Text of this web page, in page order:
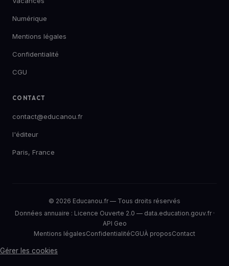
Numérique
Mentions légales
Confidentialité
CGU
CONTACT
contact@educanou.fr
l'éditeur
Paris, France
© 2026 Educanou.fr — Tous droits réservés
Données annuaire : Licence Ouverte 2.0 — data.education.gouv.fr·
API Geo
Mentions légalesConfidentialitéCGUÀ proposContact
Gérer les cookies